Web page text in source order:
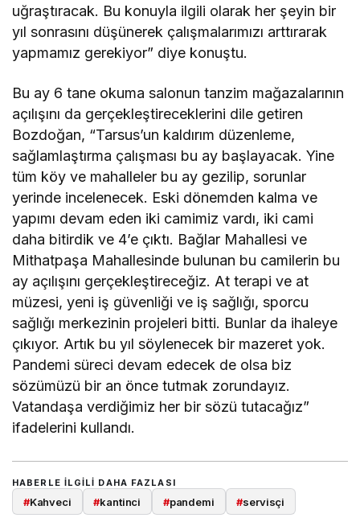
uğraştıracak. Bu konuyla ilgili olarak her şeyin bir
yıl sonrasını düşünerek çalışmalarımızı arttırarak
yapmamız gerekiyor” diye konuştu.
Bu ay 6 tane okuma salonun tanzim mağazalarının
açılışını da gerçekleştireceklerini dile getiren
Bozdoğan, “Tarsus’un kaldırım düzenleme,
sağlamlaştırma çalışması bu ay başlayacak. Yine
tüm köy ve mahalleler bu ay gezilip, sorunlar
yerinde incelenecek. Eski dönemden kalma ve
yapımı devam eden iki camimiz vardı, iki cami
daha bitirdik ve 4’e çıktı. Bağlar Mahallesi ve
Mithatpaşa Mahallesinde bulunan bu camilerin bu
ay açılışını gerçekleştireceğiz. At terapi ve at
müzesi, yeni iş güvenliği ve iş sağlığı, sporcu
sağlığı merkezinin projeleri bitti. Bunlar da ihaleye
çıkıyor. Artık bu yıl söylenecek bir mazeret yok.
Pandemi süreci devam edecek de olsa biz
sözümüzü bir an önce tutmak zorundayız.
Vatandaşa verdiğimiz her bir sözü tutacağız”
ifadelerini kullandı.
HABERLE ILGILI DAHA FAZLASI
#Kahveci #kantinci #pandemi #servisçi